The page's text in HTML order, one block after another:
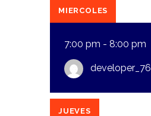
MIERCOLES
7:00 pm - 8:00 pm
JUEVES